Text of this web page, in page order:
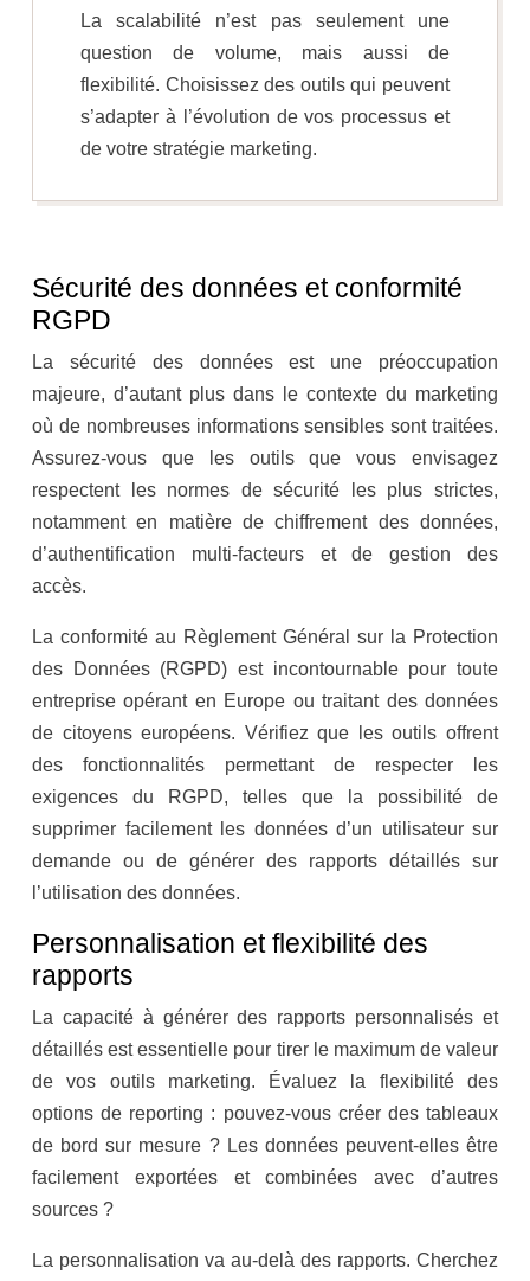
La scalabilité n’est pas seulement une
question de volume, mais aussi de
flexibilité. Choisissez des outils qui peuvent
s’adapter à l’évolution de vos processus et
de votre stratégie marketing.
Sécurité des données et conformité
RGPD
La sécurité des données est une préoccupation
majeure, d’autant plus dans le contexte du marketing
où de nombreuses informations sensibles sont traitées.
Assurez-vous que les outils que vous envisagez
respectent les normes de sécurité les plus strictes,
notamment en matière de chiffrement des données,
d’authentification multi-facteurs et de gestion des
accès.
La conformité au Règlement Général sur la Protection
des Données (RGPD) est incontournable pour toute
entreprise opérant en Europe ou traitant des données
de citoyens européens. Vérifiez que les outils offrent
des fonctionnalités permettant de respecter les
exigences du RGPD, telles que la possibilité de
supprimer facilement les données d’un utilisateur sur
demande ou de générer des rapports détaillés sur
l’utilisation des données.
Personnalisation et flexibilité des
rapports
La capacité à générer des rapports personnalisés et
détaillés est essentielle pour tirer le maximum de valeur
de vos outils marketing. Évaluez la flexibilité des
options de reporting : pouvez-vous créer des tableaux
de bord sur mesure ? Les données peuvent-elles être
facilement exportées et combinées avec d’autres
sources ?
La personnalisation va au-delà des rapports. Cherchez